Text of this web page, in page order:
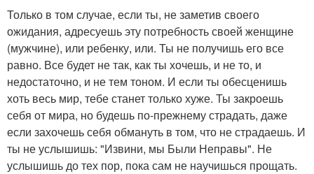
Только в том случае, если ты, не заметив своего
ожидания, адресуешь эту потребность своей женщине
(мужчине), или ребенку, или. Ты не получишь его все
равно. Все будет не так, как ты хочешь, и не то, и
недостаточно, и не тем тоном. И если ты обесценишь
хоть весь мир, тебе станет только хуже. Ты закроешь
себя от мира, но будешь по-прежнему страдать, даже
если захочешь себя обмануть в том, что не страдаешь. И
ты не услышишь: "Извини, мы Были Неправы". Не
услышишь до тех пор, пока сам не научишься прощать.